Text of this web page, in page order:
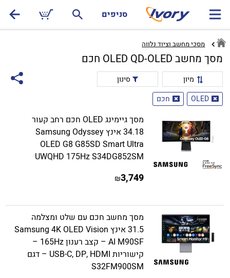
סניפים
מסכי מחשב וציוד נלווה
מסך מחשב OLED QD-OLED חכם
מיון
סינון
OLED
חכם
מסך גיימינג OLED חכם רחב קעור
34.18 אינץ Samsung Odyssey
OLED G8 G85SD Smart Ultra
UWQHD 175Hz S34DG852SM
3,749
₪
מסך מחשב חכם עם שלט ומצלמה
31.5 אינץ Samsung 4K OLED Vision
AI M90SF – קצב רענון 165Hz –
קישוריות USB-C, DP, HDMI – דגם
S32FM900SM